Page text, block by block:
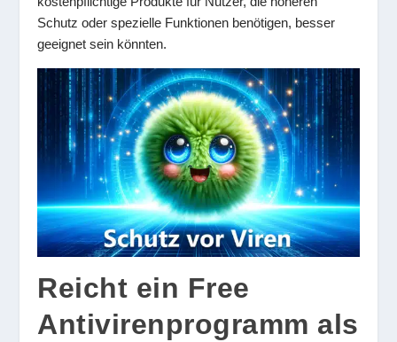
Schutz oder spezielle Funktionen benötigen, besser
geeignet sein könnten.
Reicht ein Free
Antivirenprogramm als